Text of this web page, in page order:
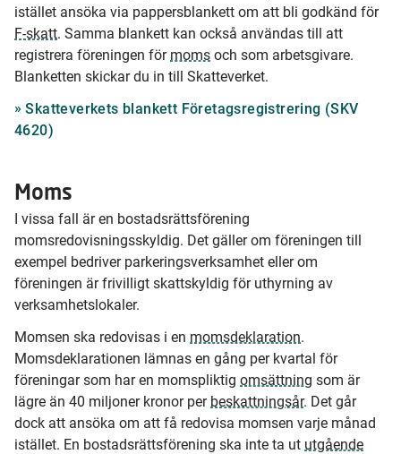
istället ansöka via pappersblankett om att bli godkänd för
F-skatt. Samma blankett kan också användas till att
registrera föreningen för moms och som arbetsgivare.
Blanketten skickar du in till Skatteverket.
Skatteverkets blankett Företagsregistrering (SKV
4620)
Moms
I vissa fall är en bostadsrättsförening
momsredovisningsskyldig. Det gäller om föreningen till
exempel bedriver parkeringsverksamhet eller om
föreningen är frivilligt skattskyldig för uthyrning av
verksamhetslokaler.
Momsen ska redovisas i en momsdeklaration.
Momsdeklarationen lämnas en gång per kvartal för
föreningar som har en momspliktig omsättning som är
lägre än 40 miljoner kronor per beskattningsår. Det går
dock att ansöka om att få redovisa momsen varje månad
istället. En bostadsrättsförening ska inte ta ut utgående